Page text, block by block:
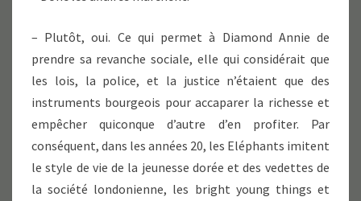
– Plutôt, oui. Ce qui permet à Diamond Annie de
prendre sa revanche sociale, elle qui considérait que
les lois, la police, et la justice n’étaient que des
instruments bourgeois pour accaparer la richesse et
empêcher quiconque d’autre d’en profiter. Par
conséquent, dans les années 20, les Eléphants imitent
le style de vie de la jeunesse dorée et des vedettes de
la société londonienne, les bright young things et